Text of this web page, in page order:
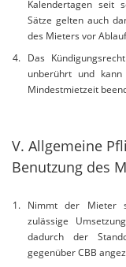
Kalendertagen seit
Sätze gelten auch
des Mieters vor
Das
unberührt und
Mindestmietzeit
V. Allgemeine
Benutzung des
Nimmt der Mieter
zulässige
dadurch der
gegenüber CBB